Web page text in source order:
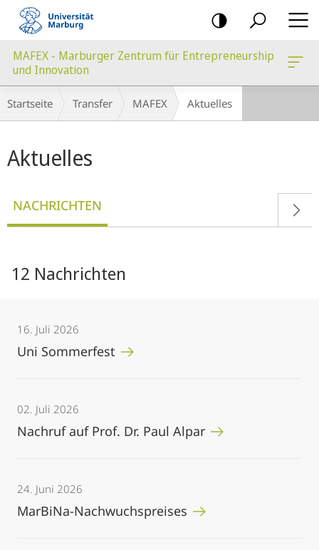
Mobile-
Navigation
MAFEX - Marburger Zentrum für Entrepreneurship
und Innovation
Breadcrumb-
Navigation
Startseite Transfer MAFEX Aktuelles
Aktuelles
NACHRICHTEN
12 Nachrichten
16. Juli 2026
Uni Sommerfest
02. Juli 2026
Nachruf auf Prof. Dr. Paul Alpar
24. Juni 2026
MarBiNa-Nachwuchspreises